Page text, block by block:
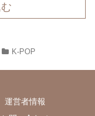
K-POP
運営者情報